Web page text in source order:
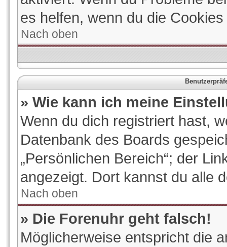
es helfen, wenn du die
Nach oben
» Wie kann ich meine
Wenn du dich registriert hast,
Datenbank des Boards
„Persönlichen Bereich“; der
angezeigt. Dort kannst du alle
Nach oben
» Die Forenuhr geht falsch!
Möglicherweise entspricht die